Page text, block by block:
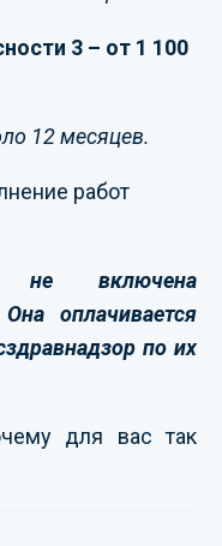
3 – от 1 100
12 месяцев.
работ
не включена
оплачивается
по их
для вас так